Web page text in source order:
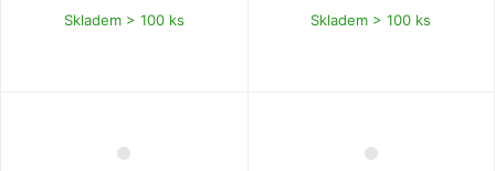
vrstva 137 µm (tj. 0,137 mm), horní
vrstva 137 µm (tj. 0,137 mm),
Skladem > 100 ks
metodou Sous-vide, tloušťky stěn
sáčku jsou: spodní vrstva 137 µm (tj.
Skladem > 100 ks